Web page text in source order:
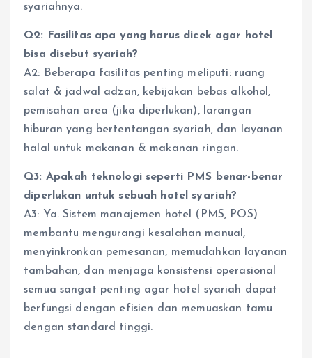
syariahnya.
Q2: Fasilitas apa yang harus dicek agar hotel
bisa disebut syariah?
A2: Beberapa fasilitas penting meliputi: ruang
salat & jadwal adzan, kebijakan bebas alkohol,
pemisahan area (jika diperlukan), larangan
hiburan yang bertentangan syariah, dan layanan
halal untuk makanan & makanan ringan.
Q3: Apakah teknologi seperti PMS benar-benar
diperlukan untuk sebuah hotel syariah?
A3: Ya. Sistem manajemen hotel (PMS, POS)
membantu mengurangi kesalahan manual,
menyinkronkan pemesanan, memudahkan layanan
tambahan, dan menjaga konsistensi operasional
semua sangat penting agar hotel syariah dapat
berfungsi dengan efisien dan memuaskan tamu
dengan standard tinggi.